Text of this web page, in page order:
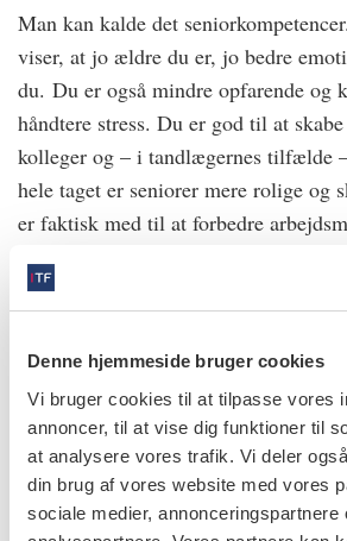
Denne hjemmeside bruger cookies
Vi bruger cookies til at tilpasse vores
annoncer, til at vise dig funktioner til
at analysere vores trafik. Vi deler
din brug af vores website med vores
sociale medier, annonceringspartnere
Man kan kalde det
viser, at jo ældre du er, jo bedre
du. Du er også mindre opfarende og
håndtere stress. Du er god til at
kolleger og – i tandlægernes tilfælde
hele taget er seniorer mere rolige og
er faktisk med til at forbedre
Et socialt pres for at fortsætte
Der er dog også udfordringer ved de
opstå en forventning og måske også
går på, at man selvfølgelig skal
efter pensionsalderen, og dermed
stigmatisering af dem, der vælger at
fuld tid.